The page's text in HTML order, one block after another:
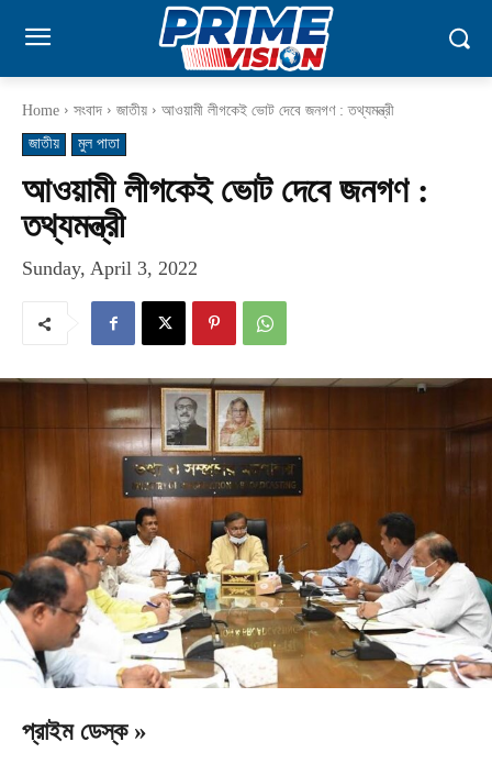
Home সংবাদ জাতীয়
আওয়ামী লীগকেই ভোট দেবে জনগণ : তথ্যমন্ত্রী
জাতীয়
মুল পাতা
আওয়ামী লীগকেই ভোট দেবে জনগণ :
তথ্যমন্ত্রী
Sunday, April 3, 2022
প্রাইম ডেস্ক »